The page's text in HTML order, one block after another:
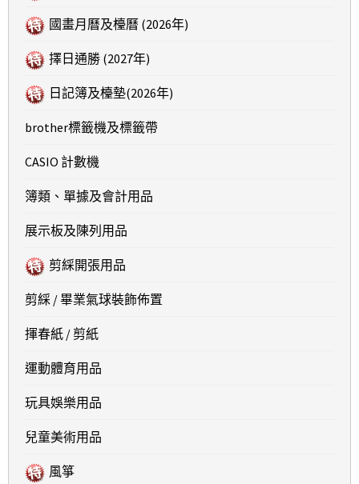
國畫月曆及檯曆 (2026年)
擇日通勝 (2027年)
日記簿及檯墊(2026年)
brother標籤機及標籤帶
CASIO 計數機
簿類、單據及會計用品
展示板及陳列用品
剪綵開張用品
剪綵 / 畢業氣球裝飾佈置
揮春紙 / 剪紙
運動體育用品
玩具娛樂用品
兒童美術用品
風箏